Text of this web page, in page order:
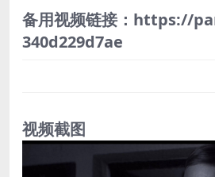
备用视频链接：https://
340d229d7ae
视频截图